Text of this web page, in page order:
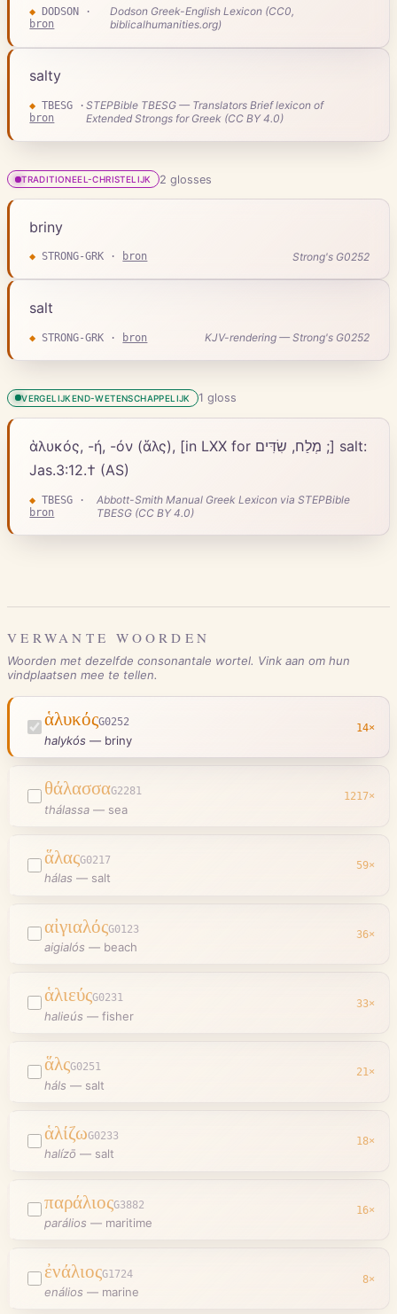
◆ DODSON ·
bron
Dodson Greek-English Lexicon (CC0,
biblicalhumanities.org)
salty
◆ TBESG ·
bron
STEPBible TBESG — Translators Brief lexicon of
Extended Strongs for Greek (CC BY 4.0)
TRADITIONEEL-CHRISTELIJK 2 glosses
briny
◆ STRONG-GRK · bron Strong's G0252
salt
◆ STRONG-GRK · bron KJV-rendering — Strong's G0252
VERGELIJKEND-WETENSCHAPPELIJK 1 gloss
ἁλυκός, -ή, -όν (ἅλς), [in LXX for מְלַח, שִׂדִּים ;] salt:
Jas.3:12.† (AS)
◆ TBESG ·
bron
Abbott-Smith Manual Greek Lexicon via STEPBible
TBESG (CC BY 4.0)
VERWANTE WOORDEN
Woorden met dezelfde consonantale wortel. Vink aan om hun
vindplaatsen mee te tellen.
ἁλυκόςG0252
halykós — briny
14×
θάλασσαG2281
thálassa — sea
1217×
ἅλαςG0217
hálas — salt
59×
αἰγιαλόςG0123
aigialós — beach
36×
ἁλιεύςG0231
halieús — fisher
33×
ἅλςG0251
háls — salt
21×
ἁλίζωG0233
halízō — salt
18×
παράλιοςG3882
parálios — maritime
16×
ἐνάλιοςG1724
enálios — marine
8×